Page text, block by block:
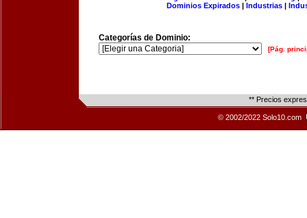
Dominios Expirados | Industrias |
Categorías de Dominio:
[Pág.
** Precios
© 2002/2022 Solo10.com